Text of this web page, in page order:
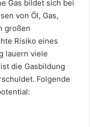
Gas bildet sich bei
von Öl, Gas,
großen
Risiko eines
lauern viele
die Gasbildung
Folgende